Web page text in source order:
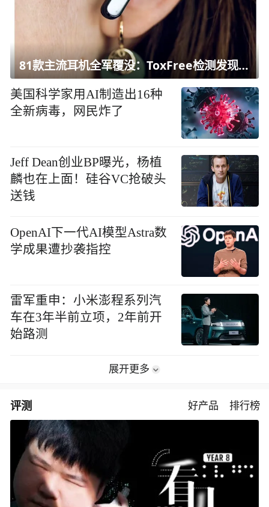
81款主流耳机全军覆没：ToxFree检测发现均含对人体有害化学物质
美国科学家用AI制造出16种
全新病毒，网民炸了
Jeff Dean创业BP曝光，杨植
麟也在上面！硅谷VC抢破头
送钱
OpenAI下一代AI模型Astra数
学成果遭抄袭指控
雷军重申：小米澎程系列汽
车在3年半前立项，2年前开
始路测
展开更多
评测 好产品 排行榜